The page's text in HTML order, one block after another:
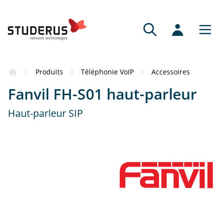
Produits Téléphonie VoIP Accessoires
Fanvil FH-S01 haut-parleur
Haut-parleur SIP